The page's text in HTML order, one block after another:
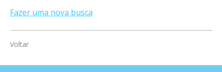
Fazer uma nova busca
Voltar